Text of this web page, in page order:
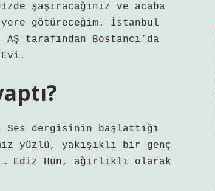
şaşıracağınız ve acaba
götüreceğim. İstanbul
tarafından Bostancı’da
Evi.
Ses dergisinin başlattığı
yüzlü, yakışıklı bir genç
Ediz Hun, ağırlıklı olarak